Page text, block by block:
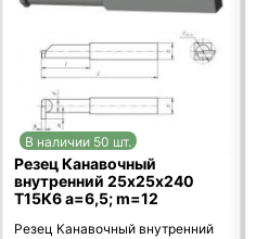
В наличии 50 шт.
Резец Канавочный
внутренний 25х25х240
Т15К6 а=6,5; m=12
Резец Канавочный внутренний